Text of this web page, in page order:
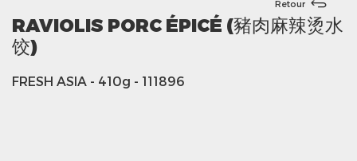
Retour
RAVIOLIS PORC ÉPICÉ (豬肉麻辣烫水
饺)
FRESH ASIA - 410g - 111896